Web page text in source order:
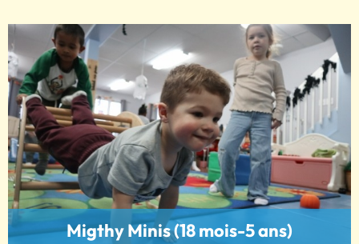
Migthy Minis (18 mois-5 ans)